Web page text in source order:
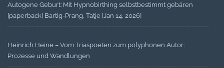
Autogene Geburt: Mit Hypnobirthing selbstbestimmt gebären
[paperback] Bartig-Prang, Tatje [Jan 14, 2026]
Heinrich Heine – Vom Triaspoeten zum polyphonen Autor:
Prozesse und Wandlungen